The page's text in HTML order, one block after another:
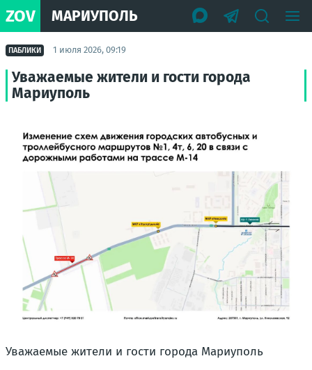
ZOV МАРИУПОЛЬ
ПАБЛИКИ 1 июля 2026, 09:19
Уважаемые жители и гости города
Мариуполь
Уважаемые жители и гости города Мариуполь